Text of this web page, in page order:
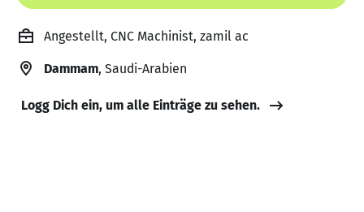
Angestellt, CNC Machinist, zamil ac
Dammam, Saudi-Arabien
Logg Dich ein, um alle Einträge zu sehen.